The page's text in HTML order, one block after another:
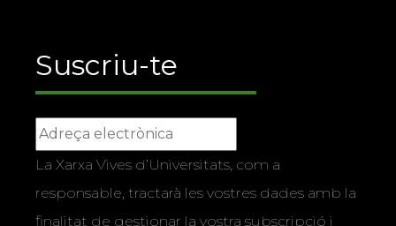
Suscriu-te
La Xarxa Vives d’Universitats, com a
responsable, tractarà les vostres dades amb la
finalitat de gestionar la vostra subscripció i